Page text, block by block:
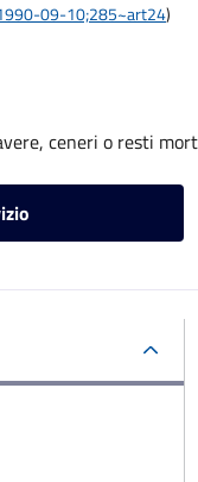
09-10;285~art24)
ceneri o resti